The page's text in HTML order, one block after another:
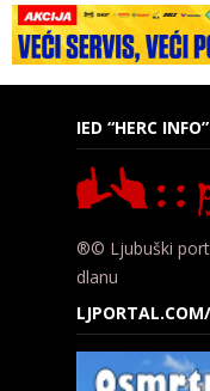
IED “HERC INFO”
®© Ljubuški
dlanu